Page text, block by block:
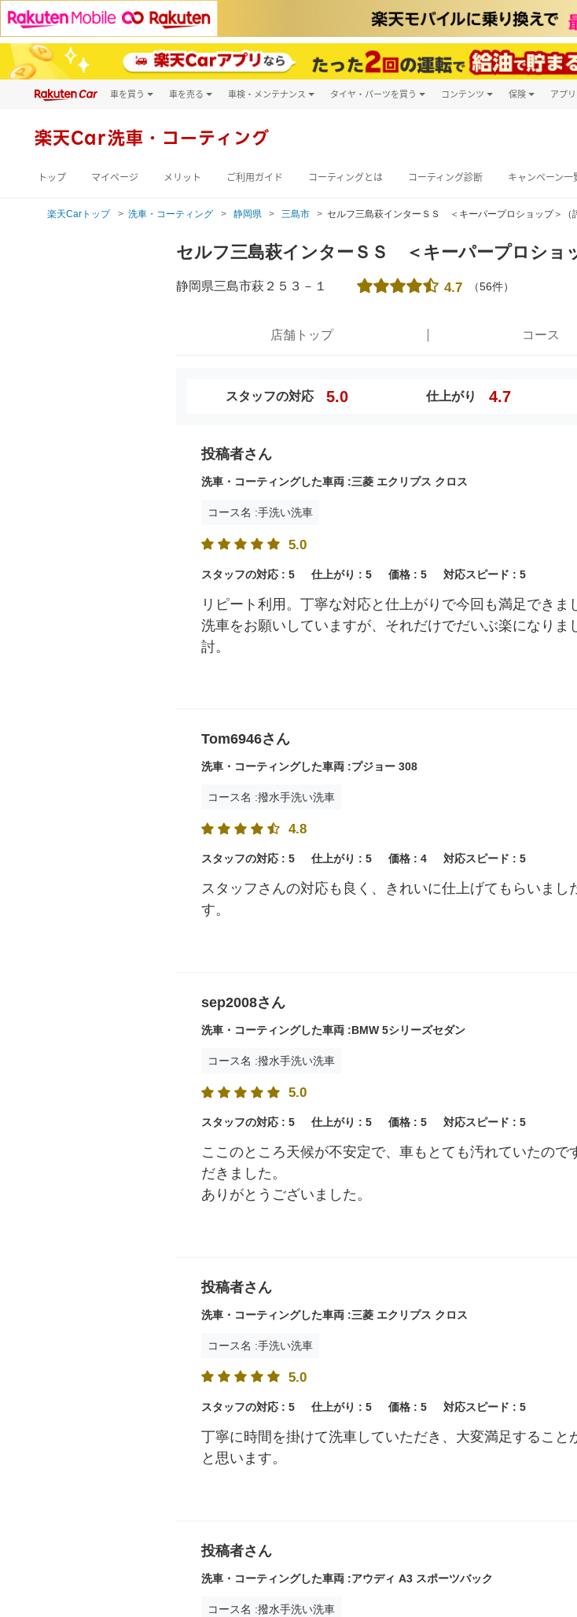
車を買う
新車
車を売る 車検・メンテナンス
キズ修理予約
洗車・コーティング予約
タイヤ・パーツを買う コンテンツ 保険 アプリ
楽天Car洗車・コーティング
トップ マイページ メリット ご利用ガイド コーティングとは コーティング診断 キャンペーン一
楽天Carトップ 洗車・コーティング 静岡県 三島市 セルフ三島萩インターＳＳ ＜キーパープロショップ＞（
セルフ三島萩インターＳＳ ＜キーパープロショ
静岡県三島市萩２５３－１ 4.7 （56件）
店舗トップ コース
スタッフの対応 5.0 仕上がり 4.7
投稿者さん
洗車・コーティングした車両 :三菱 エクリプス クロス
コース名 :手洗い洗車
5.0
スタッフの対応 : 5 仕上がり : 5 価格 : 5 対応スピード : 5
リピート利用。丁寧な対応と仕上がりで今回も満足でき
洗車をお願いしていますが、それだけでだいぶ楽になり
討。
Tom6946さん
洗車・コーティングした車両 :プジョー 308
コース名 :撥水手洗い洗車
4.8
スタッフの対応 : 5 仕上がり : 5 価格 : 4 対応スピード : 5
スタッフさんの対応も良く、きれいに仕上げてもらいま
す。
sep2008さん
洗車・コーティングした車両 :BMW 5シリーズセダン
コース名 :撥水手洗い洗車
5.0
スタッフの対応 : 5 仕上がり : 5 価格 : 5 対応スピード : 5
ここのところ天候が不安定で、車もとても汚れていたの
だきました。
ありがとうございました。
投稿者さん
洗車・コーティングした車両 :三菱 エクリプス クロス
コース名 :手洗い洗車
5.0
スタッフの対応 : 5 仕上がり : 5 価格 : 5 対応スピード : 5
丁寧に時間を掛けて洗車していただき、大変満足するこ
と思います。
投稿者さん
洗車・コーティングした車両 :アウディ A3 スポーツバック
コース名 :撥水手洗い洗車